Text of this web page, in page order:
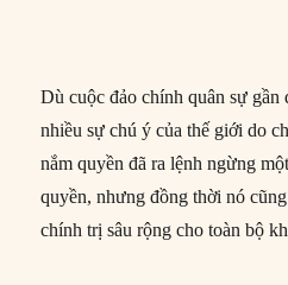
Dù cuộc đảo chính quân sự
nhiều sự chú ý của thế giới do
nắm quyền đã ra lệnh ngừng
quyền, nhưng đồng thời nó
chính trị sâu rộng cho toàn bộ